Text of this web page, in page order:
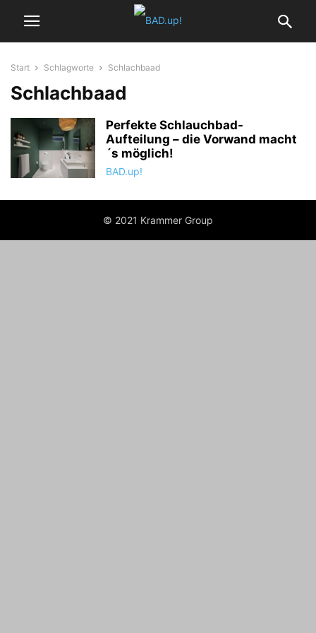
Start Schlagworte Schlachbaad
Schlachbaad
Perfekte Schlauchbad-
Aufteilung – die Vorwand macht
´s möglich!
BAD.up!
© 2021 Krammer Group